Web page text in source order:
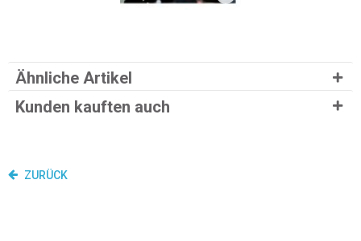
Ähnliche Artikel
Kunden kauften auch
ZURÜCK